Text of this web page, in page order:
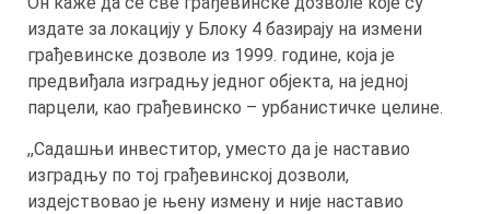
издате за локацију у Блоку 4 базирају на измени
грађевинске дозволе из 1999. године, која је
предвиђала изградњу једног објекта, на једној
парцели, као грађевинско – урбанистичке целине.
,,Садашњи инвеститор, уместо да је наставио
изградњу по тој грађевинској дозволи,
издејствовао је њену измену и није наставио